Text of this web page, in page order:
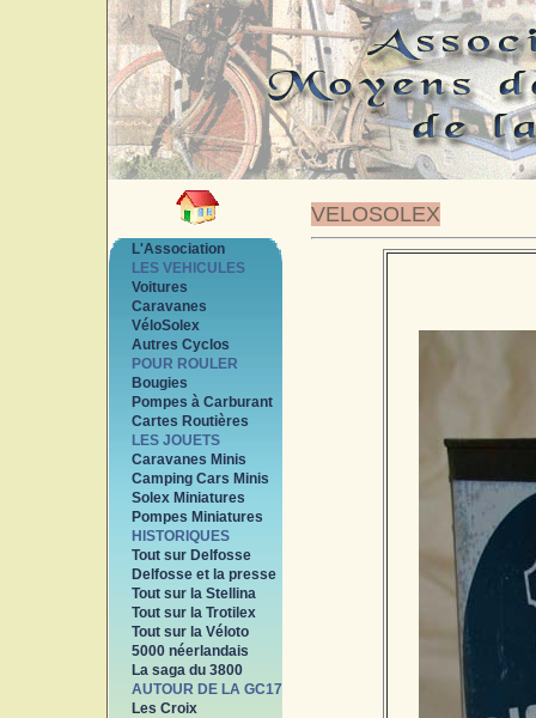
VELOSOLEX
L'Association
LES VEHICULES
Voitures
Caravanes
VéloSolex
Autres Cyclos
POUR ROULER
Bougies
Pompes à Carburant
Cartes Routières
LES JOUETS
Caravanes Minis
Camping Cars Minis
Solex Miniatures
Pompes Miniatures
HISTORIQUES
Tout sur Delfosse
Delfosse et la presse
Tout sur la Stellina
Tout sur la Trotilex
Tout sur la Véloto
5000 néerlandais
La saga du 3800
AUTOUR DE LA GC17
Les Croix